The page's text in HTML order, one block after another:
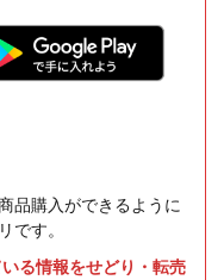
品購入ができるように
です。
る情報をせどり・転売